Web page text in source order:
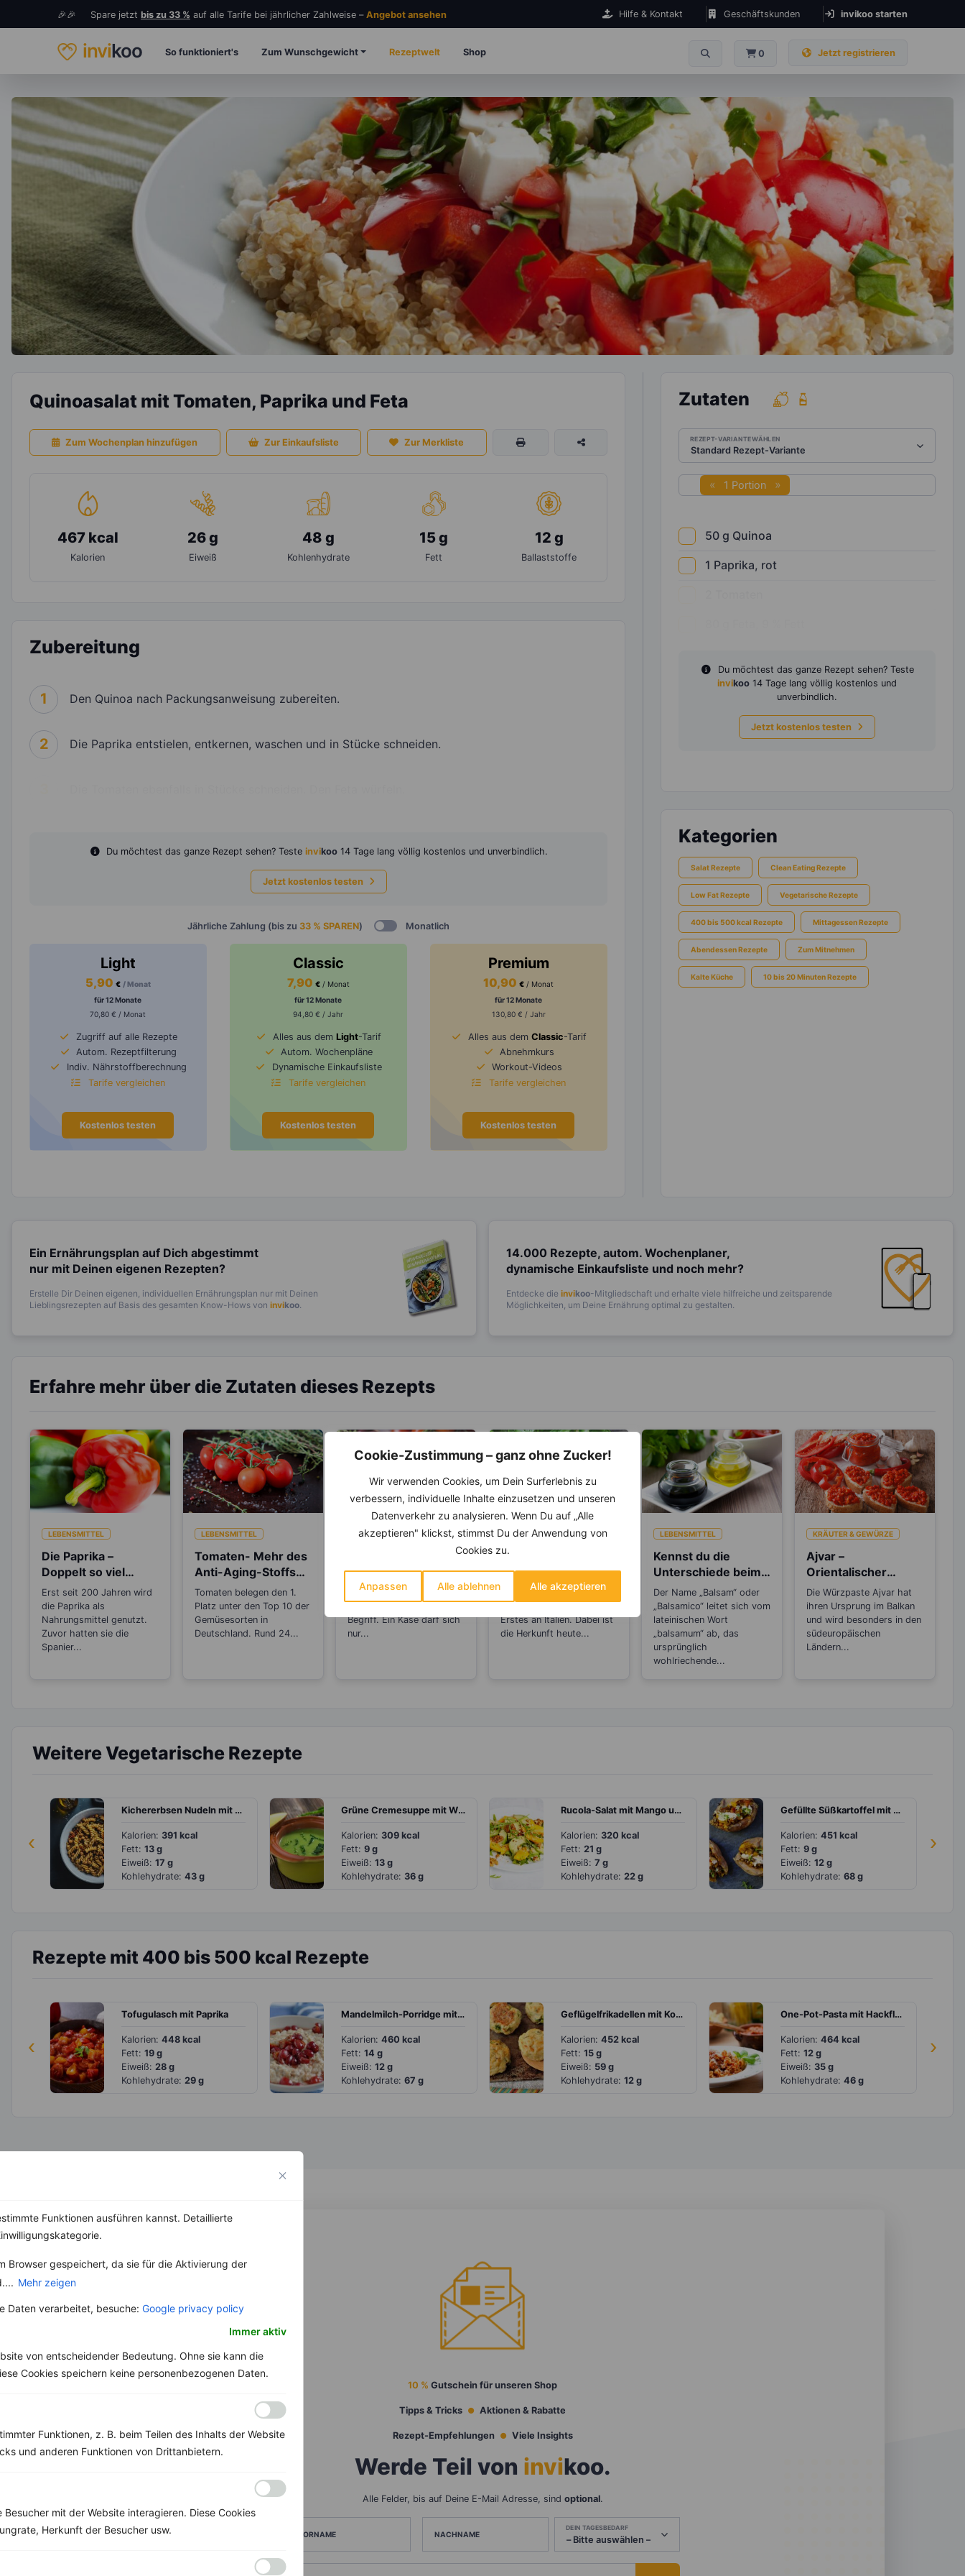
Cookie-Zustimmung – ganz ohne Zucker!
Wir verwenden Cookies, um Dein Surferlebnis zu
verbessern, individuelle Inhalte einzusetzen und unseren
Datenverkehr zu analysieren. Wenn Du auf „Alle
akzeptieren" klickst, stimmst Du der Anwendung von
Cookies zu.
Anpassen Alle ablehnen Alle akzeptieren
Funktionen ausführen kannst. Detaillierte
Browser gespeichert, da sie für die Aktivierung der
Mehr zeigen
Daten verarbeitet, besuche: Google privacy policy
Immer aktiv
von entscheidender Bedeutung. Ohne sie kann die
Cookies speichern keine personenbezogenen Daten.
Funktionen, z. B. beim Teilen des Inhalts der Website
und anderen Funktionen von Drittanbietern.
mit der Website interagieren. Diese Cookies
Herkunft der Besucher usw.
🎉🎉 Spare jetzt bis zu 33 % auf alle Tarife bei jährlicher Zahlweise – Angebot ansehen Hilfe & Kontakt Geschäftskunden invikoo starten
invikoo So funktioniert's Zum Wunschgewicht Rezeptwelt Shop 0 Jetzt registrieren
Quinoasalat mit Tomaten, Paprika und Feta
Zum Wochenplan hinzufügen Zur Einkaufsliste Zur Merkliste
467 kcal
Kalorien
26 g
Eiweiß
48 g
Kohlenhydrate
15 g
Fett
12 g
Ballaststoffe
Zubereitung
1 Den Quinoa nach Packungsanweisung zubereiten.
2 Die Paprika entstielen, entkernen, waschen und in Stücke schneiden.
Du möchtest das ganze Rezept sehen? Teste invikoo 14 Tage lang völlig kostenlos und unverbindlich.
Jetzt kostenlos testen
Jährliche Zahlung (bis zu 33 % SPAREN) Monatlich
Light
5,90 € / Monat
für 12 Monate
70,80 € / Monat
Zugriff auf alle Rezepte
Autom. Rezeptfilterung
Indiv. Nährstoffberechnung
Tarife vergleichen
Kostenlos testen
Classic
7,90 € / Monat
für 12 Monate
94,80 € / Jahr
Alles aus dem Light-Tarif
Autom. Wochenpläne
Dynamische Einkaufsliste
Tarife vergleichen
Kostenlos testen
Premium
10,90€ / Monat
für 12 Monate
130,80 € / Jahr
Alles aus dem Classic-Tarif
Abnehmkurs
Workout-Videos
Tarife vergleichen
Kostenlos testen
Zutaten
REZEPT-VARIANTE WÄHLEN
1 Portion
50 g Quinoa
1 Paprika, rot
Du möchtest das ganze Rezept sehen? Teste
invikoo 14 Tage lang völlig kostenlos und
unverbindlich.
Jetzt kostenlos testen
Kategorien
Salat Rezepte Clean Eating Rezepte
Low Fat Rezepte Vegetarische Rezepte
400 bis 500 kcal Rezepte Mittagessen Rezepte
Abendessen Rezepte Zum Mitnehmen
Kalte Küche 10 bis 20 Minuten Rezepte
Ein Ernährungsplan auf Dich abgestimmt
nur mit Deinen eigenen Rezepten?
Erstelle Dir Deinen eigenen, individuellen Ernährungsplan nur mit Deinen
Lieblingsrezepten auf Basis des gesamten Know-Hows von invikoo.
14.000 Rezepte, autom. Wochenplaner,
dynamische Einkaufsliste und noch mehr?
Entdecke die invikoo-Mitgliedschaft und erhalte viele hilfreiche und zeitsparende
Möglichkeiten, um Deine Ernährung optimal zu gestalten.
Erfahre mehr über die Zutaten dieses Rezepts
LEBENSMITTEL
Die Paprika –
Doppelt so viel
Vitamin C, wie die
Zitrone
Erst seit 200 Jahren wird
die Paprika als
Nahrungsmittel genutzt.
Zuvor hatten sie die
Spanier...
LEBENSMITTEL
Tomaten- Mehr des
Anti-Aging-Stoffs
Lycopin durchs
Einkochen?
Tomaten belegen den 1.
Platz unter den Top 10 der
Gemüsesorten in
Deutschland. Rund 24...
LEBENSMITTEL
zwischen Feta,
Schafskäse, Hirten-
und Balkankäse
Feta (fetta = Scheibe) ist
ein seit 2002 geschützter
Begriff. Ein Käse darf sich
nur...
KRÄUTER & GEWÜRZE
Basilikum – Es gibt
über 60
verschiedene Arten
Der Geschmack und
Geruch erinnert wohl als
Erstes an Italien. Dabei ist
die Herkunft heute...
LEBENSMITTEL
Kennst du die
Unterschiede beim
Balsamico Essig?
Der Name „Balsam“ oder
„Balsamico“ leitet sich vom
lateinischen Wort
„balsamum“ ab, das
ursprünglich
wohlriechende...
KRÄUTER & GEWÜRZE
Ajvar –
Orientalischer
Gemüsekaviar aus
Paprika
Die Würzpaste Ajvar hat
ihren Ursprung im Balkan
und wird besonders in den
südeuropäischen
Ländern...
Weitere Vegetarische Rezepte
‹ ›
Kichererbsen Nudeln mit Tomaten und Oliven
Kalorien: 391 kcal
Fett: 13 g
Eiweiß: 17 g
Kohlehydrate: 43 g
Grüne Cremesuppe mit Wirsing, Spinat und saurer Sahne
Kalorien: 309 kcal
Fett: 9 g
Eiweiß: 13 g
Kohlehydrate: 36 g
Rucola-Salat mit Mango und Avocado
Kalorien: 320 kcal
Fett: 21 g
Eiweiß: 7 g
Kohlehydrate: 22 g
Gefüllte Süßkartoffel mit Linsencurry und Paprika
Kalorien: 451 kcal
Fett: 9 g
Eiweiß: 12 g
Kohlehydrate: 68 g
Rezepte mit 400 bis 500 kcal Rezepte
‹ ›
Tofugulasch mit Paprika
Kalorien: 448 kcal
Fett: 19 g
Eiweiß: 28 g
Kohlehydrate: 29 g
Mandelmilch-Porridge mit heißen Kirschen
Kalorien: 460 kcal
Fett: 14 g
Eiweiß: 12 g
Kohlehydrate: 67 g
Geflügelfrikadellen mit Kohlrabi und Erbsen
Kalorien: 452 kcal
Fett: 15 g
Eiweiß: 59 g
Kohlehydrate: 12 g
One-Pot-Pasta mit Hackfleisch und Tomatensauce
Kalorien: 464 kcal
Fett: 12 g
Eiweiß: 35 g
Kohlehydrate: 46 g
10 % Gutschein für unseren Shop
Tipps & Tricks Aktionen & Rabatte
Rezept-Empfehlungen Viele Insights
Werde Teil von invikoo.
Alle Felder, bis auf Deine E-Mail Adresse, sind optional.
VORNAME NACHNAME
DEIN TAGESBEDARF